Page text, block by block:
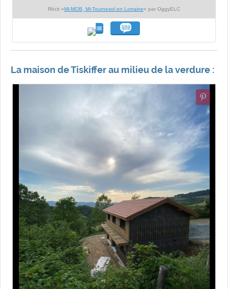
Récit «Mi-MOB, Mi-Tournesol en Lorraine» par OggyELC
La maison de Tiskiffer au milieu de la verdure :